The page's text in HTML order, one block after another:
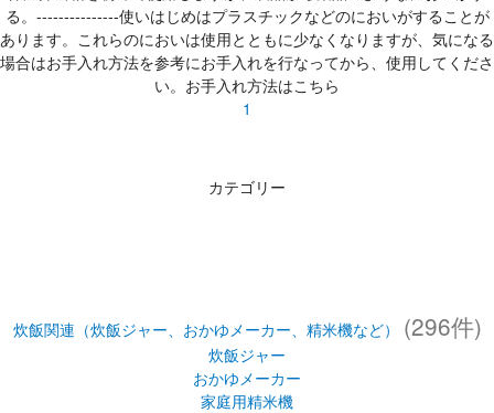
る。---------------使いはじめはプラスチックなどのにおいがすることが
あります。これらのにおいは使用とともに少なくなりますが、気になる
場合はお手入れ方法を参考にお手入れを行なってから、使用してくださ
い。お手入れ方法はこちら
1
カテゴリー
炊飯関連（炊飯ジャー、おかゆメーカー、精米機など） (296件)
炊飯ジャー
おかゆメーカー
家庭用精米機